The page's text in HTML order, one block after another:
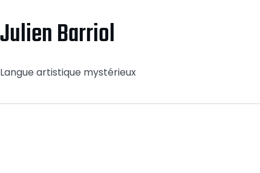
Julien Barriol
Langue artistique mystérieux